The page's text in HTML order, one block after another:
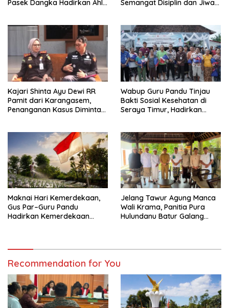
Pasek Dangka Hadirkan Ahli
Semangat Disiplin dan Jiwa
Kajari Shinta Ayu Dewi RR
Pamit dari Karangasem,
Penanganan Kasus Diminta
Wabup Guru Pandu Tinjau
Bakti Sosial Kesehatan di
Seraya Timur, Hadirkan
Maknai Hari Kemerdekaan,
Gus Par–Guru Pandu
Hadirkan Kemerdekaan
Jelang Tawur Agung Manca
Wali Krama, Panitia Pura
Hulundanu Batur Galang
Recommendation for You